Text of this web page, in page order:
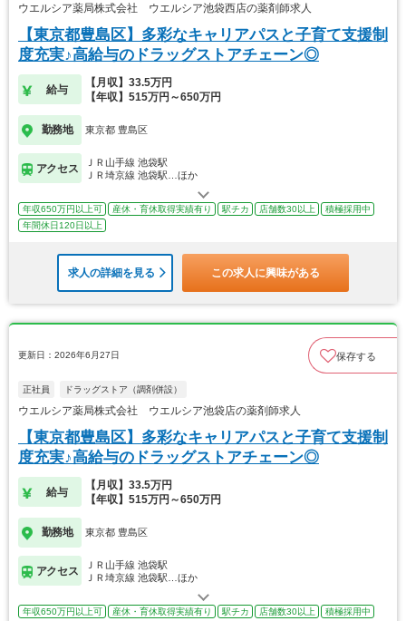
ウエルシア薬局株式会社 ウエルシア池袋西店の薬剤師求人
【東京都豊島区】多彩なキャリアパスと子育て支援制
度充実♪高給与のドラッグストアチェーン◎
給与
【月収】33.5万円
【年収】515万円～650万円
勤務地 東京都 豊島区
アクセス
ＪＲ山手線 池袋駅
ＪＲ埼京線 池袋駅…ほか
年収650万円以上可 産休・育休取得実績有り 駅チカ 店舗数30以上
積極採用中
年間休日120日以上
求人の詳細を見る この求人に興味がある
更新日：2026年6月27日 保存する
正社員 ドラッグストア（調剤併設）
ウエルシア薬局株式会社 ウエルシア池袋店の薬剤師求人
【東京都豊島区】多彩なキャリアパスと子育て支援制
度充実♪高給与のドラッグストアチェーン◎
給与
【月収】33.5万円
【年収】515万円～650万円
勤務地 東京都 豊島区
アクセス
ＪＲ山手線 池袋駅
ＪＲ埼京線 池袋駅…ほか
年収650万円以上可 産休・育休取得実績有り 駅チカ 店舗数30以上
積極採用中